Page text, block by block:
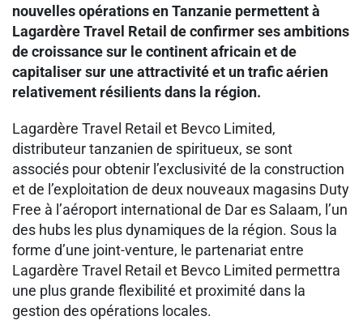
nouvelles opérations en Tanzanie permettent à
Lagardère Travel Retail de confirmer ses ambitions
de croissance sur le continent africain et de
capitaliser sur une attractivité et un trafic aérien
relativement résilients dans la région.
Lagardère Travel Retail et Bevco Limited,
distributeur tanzanien de spiritueux, se sont
associés pour obtenir l’exclusivité de la construction
et de l’exploitation de deux nouveaux magasins Duty
Free à l’aéroport international de Dar es Salaam, l’un
des hubs les plus dynamiques de la région. Sous la
forme d’une joint-venture, le partenariat entre
Lagardère Travel Retail et Bevco Limited permettra
une plus grande flexibilité et proximité dans la
gestion des opérations locales.